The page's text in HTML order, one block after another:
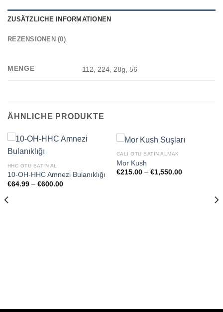
ZUSÄTZLICHE INFORMATIONEN
REZENSIONEN (0)
MENGE 112, 224, 28g, 56
ÄHNLICHE PRODUKTE
HHC OTU SATIN AL
10-OH-HHC Amnezi Bulanıklığı
€64.99 – €600.00Preisspanne:
CALI OTU SATIN ALMAK
Mor Kush
€215.00 – €1,550.00Preisspanne: